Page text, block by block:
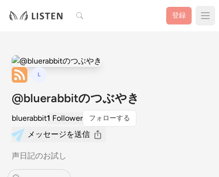
検索 登録
L
@bluerabbitのつぶやき
bluerabbit1 Follower フォローする
メッセージを送信
声日記のお試し